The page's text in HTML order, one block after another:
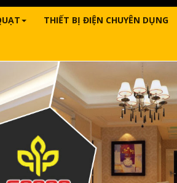
THIẾT BỊ ĐIỆN CHUYÊN DỤNG